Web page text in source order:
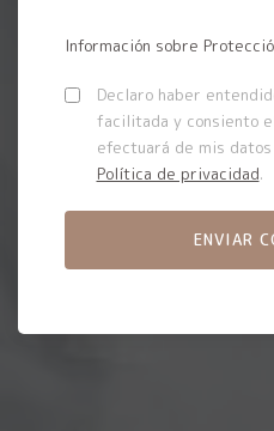
Información sobre
Declaro haber
facilitada y consiento
efectuará de mis
Política de privacidad.